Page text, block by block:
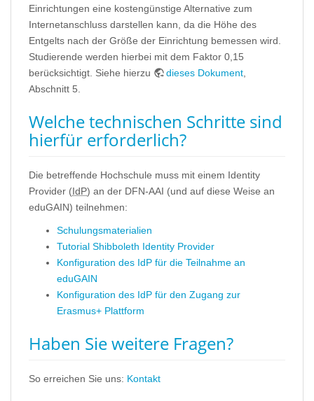
Einrichtungen eine kostengünstige Alternative zum
Internetanschluss darstellen kann, da die Höhe des
Entgelts nach der Größe der Einrichtung bemessen wird.
Studierende werden hierbei mit dem Faktor 0,15
berücksichtigt. Siehe hierzu
dieses Dokument
Abschnitt 5.
Welche technischen Schritte sind
hierfür erforderlich?
Die betreffende Hochschule muss mit einem Identity
Provider (IdP) an der DFN-AAI (und auf diese Weise an
eduGAIN) teilnehmen:
Schulungsmaterialien
Tutorial Shibboleth Identity Provider
Konfiguration des IdP für die Teilnahme an
eduGAIN
Konfiguration des IdP für den Zugang zur
Erasmus+ Plattform
Haben Sie weitere Fragen?
So erreichen Sie uns: Kontakt